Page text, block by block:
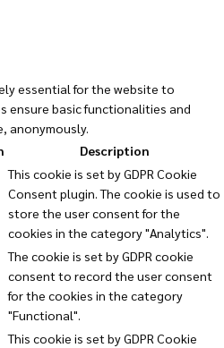
essential for the website to
ensure basic functionalities and
anonymously.
Description
This cookie is set by GDPR Cookie
Consent plugin. The cookie is used to
store the user consent for the
cookies in the category "Analytics".
The cookie is set by GDPR cookie
consent to record the user consent
for the cookies in the category
"Functional".
This cookie is set by GDPR Cookie